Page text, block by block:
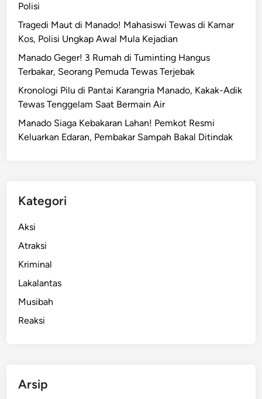
Polisi
Tragedi Maut di Manado! Mahasiswi Tewas di Kamar
Kos, Polisi Ungkap Awal Mula Kejadian
Manado Geger! 3 Rumah di Tuminting Hangus
Terbakar, Seorang Pemuda Tewas Terjebak
Kronologi Pilu di Pantai Karangria Manado, Kakak-Adik
Tewas Tenggelam Saat Bermain Air
Manado Siaga Kebakaran Lahan! Pemkot Resmi
Keluarkan Edaran, Pembakar Sampah Bakal Ditindak
Kategori
Aksi
Atraksi
Kriminal
Lakalantas
Musibah
Reaksi
Arsip